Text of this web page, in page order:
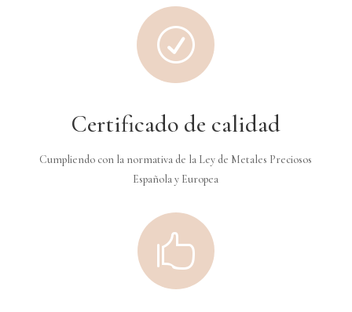
R
Certificado de calidad
Cumpliendo con la normativa de la Ley de Metales Preciosos
Española y Europea
